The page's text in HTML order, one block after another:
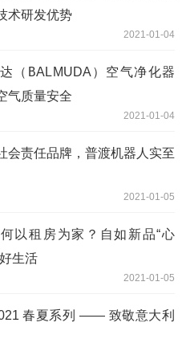
术研发优势
2021-01-04
（BALMUDA）空气净化器
气质量安全
2021-01-04
会责任品牌，普渡机器人实至
2021-01-05
以租房为家？自如新品“心
生活
2021-01-05
春夏系列 —— 致敬意大利